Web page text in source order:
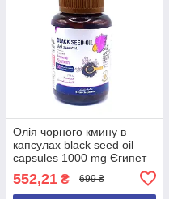
Олія чорного кмину в
капсулах black seed oil
capsules 1000 mg Єгипет
552,21 ₴ 699 ₴